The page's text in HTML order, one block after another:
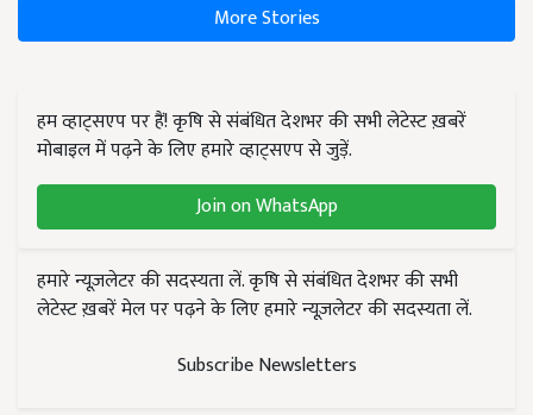
More Stories
हम व्हाट्सएप पर हैं! कृषि से संबंधित देशभर की सभी लेटेस्ट ख़बरें
मोबाइल में पढ़ने के लिए हमारे व्हाट्सएप से जुड़ें.
Join on WhatsApp
हमारे न्यूज़लेटर की सदस्यता लें. कृषि से संबंधित देशभर की सभी
लेटेस्ट ख़बरें मेल पर पढ़ने के लिए हमारे न्यूज़लेटर की सदस्यता लें.
Subscribe Newsletters